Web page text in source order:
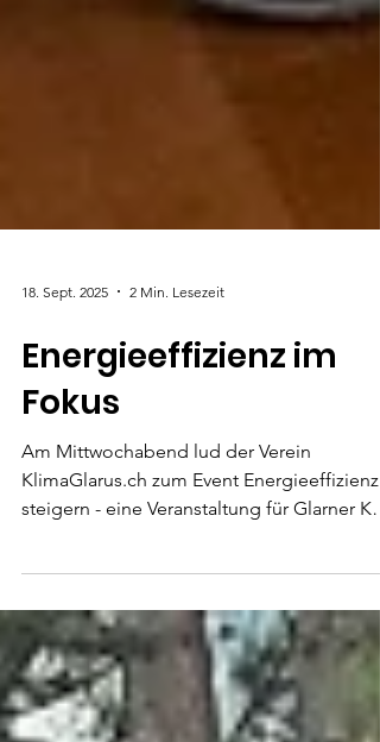
18. Sept. 2025 2 Min. Lesezeit
Energieeffizienz im
Fokus
Am Mittwochabend lud der Verein
steigern - eine Veranstaltung für Glarner
und Private ins Gemeindehaus in Ennenda
ein. Rund um die Themen Energieberatung,
Fahrzeugflotten und Solarstrom erhielten
Unternehmen wie auch Privatpersonen
wertvolle Informationen.